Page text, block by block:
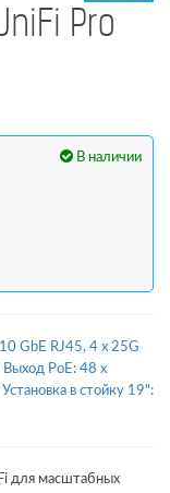
Pro
В наличии
GbE RJ45, 4 x 25G
Выход PoE: 48 x
Установка в стойку 19":
для масштабных